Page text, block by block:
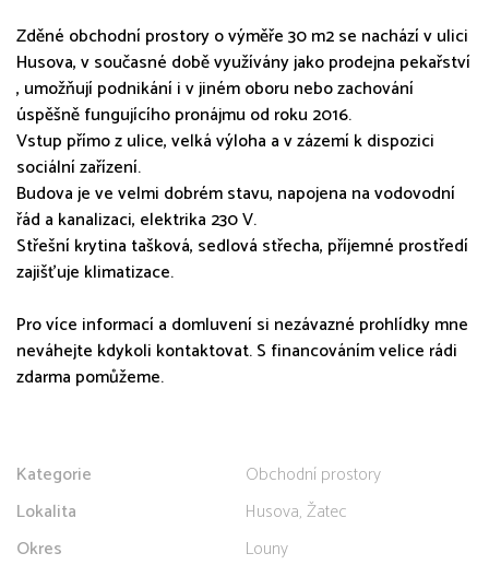
Zděné obchodní prostory o výměře 30 m2 se nachází v ulici
Husova, v současné době využívány jako prodejna pekařství
, umožňují podnikání i v jiném oboru nebo zachování
úspěšně fungujícího pronájmu od roku 2016.
Vstup přímo z ulice, velká výloha a v zázemí k dispozici
sociální zařízení.
Budova je ve velmi dobrém stavu, napojena na vodovodní
řád a kanalizaci, elektrika 230 V.
Střešní krytina tašková, sedlová střecha, příjemné prostředí
zajišťuje klimatizace.
Pro více informací a domluvení si nezávazné prohlídky mne
neváhejte kdykoli kontaktovat. S financováním velice rádi
zdarma pomůžeme.
Kategorie
Obchodní prostory
Lokalita
Husova, Žatec
Okres
Louny